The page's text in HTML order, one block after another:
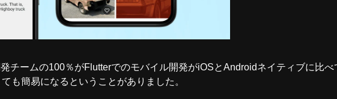
チームの100％がFlutterでのモバイル開発がiOSとAndroidネイティブに比べ
も簡易になるということがありました。